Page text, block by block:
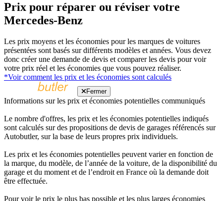
Prix pour réparer ou réviser votre
Mercedes-Benz
Les prix moyens et les économies pour les marques de voitures
présentées sont basés sur différents modèles et années. Vous devez
donc créer une demande de devis et comparer les devis pour voir
votre prix réel et les économies que vous pouvez réaliser.
*Voir comment les prix et les économies sont calculés
Fermer
Informations sur les prix et économies potentielles communiqués
Le nombre d'offres, les prix et les économies potentielles indiqués
sont calculés sur des propositions de devis de garages référencés sur
Autobutler, sur la base de leurs propres prix individuels.
Les prix et les économies potentielles peuvent varier en fonction de
la marque, du modèle, de l’année de la voiture, de la disponibilité du
garage et du moment et de l’endroit en France où la demande doit
être effectuée.
Pour voir le prix le plus bas possible et les plus larges économies